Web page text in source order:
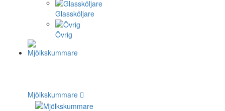
Glassköljare
Övrig
Mjölkskummare